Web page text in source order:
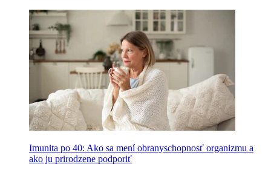
Imunita po 40: Ako sa mení obranyschopnosť organizmu a
ako ju prirodzene podporiť